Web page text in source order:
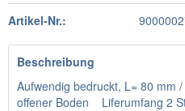
Artikel-Nr.:
Beschreibung
Aufwendig bedruckt, L= 80 mm
offener Boden Liferumfang 2